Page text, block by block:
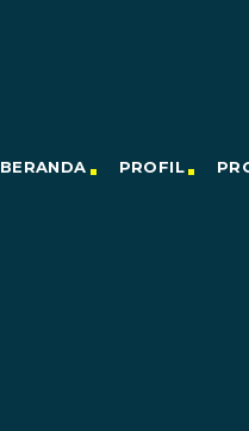
BERANDA PROFIL